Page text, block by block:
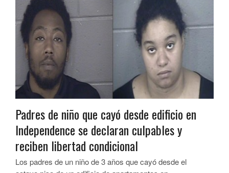
Padres de niño que cayó desde edificio en
Independence se declaran culpables y
reciben libertad condicional
Los padres de un niño de 3 años que cayó desde el